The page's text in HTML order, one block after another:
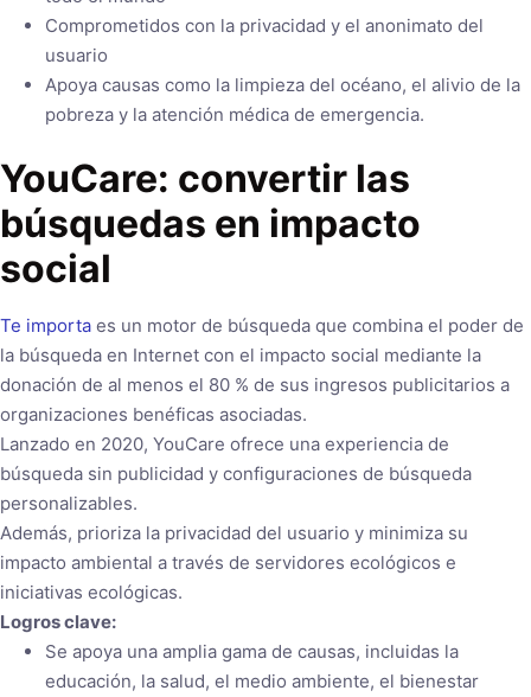
Comprometidos con la privacidad y el anonimato del
usuario
Apoya causas como la limpieza del océano, el alivio de la
pobreza y la atención médica de emergencia.
YouCare: convertir las
búsquedas en impacto
social
Te importa es un motor de búsqueda que combina el poder de
la búsqueda en Internet con el impacto social mediante la
donación de al menos el 80 % de sus ingresos publicitarios a
organizaciones benéficas asociadas.
Lanzado en 2020, YouCare ofrece una experiencia de
búsqueda sin publicidad y configuraciones de búsqueda
personalizables.
Además, prioriza la privacidad del usuario y minimiza su
impacto ambiental a través de servidores ecológicos e
iniciativas ecológicas.
Logros clave:
Se apoya una amplia gama de causas, incluidas la
educación, la salud, el medio ambiente, el bienestar